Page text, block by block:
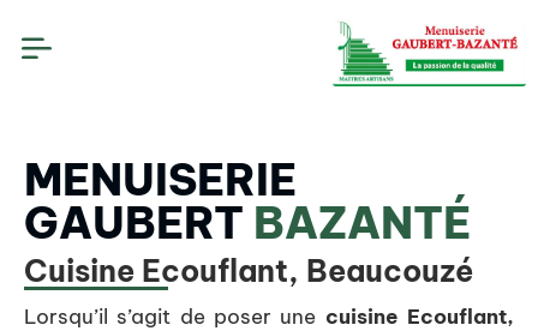
MENUISERIE
GAUBERT BAZANTÉ
Cuisine Ecouflant, Beaucouzé
Lorsqu’il s’agit de poser une cuisine Ecouflant,